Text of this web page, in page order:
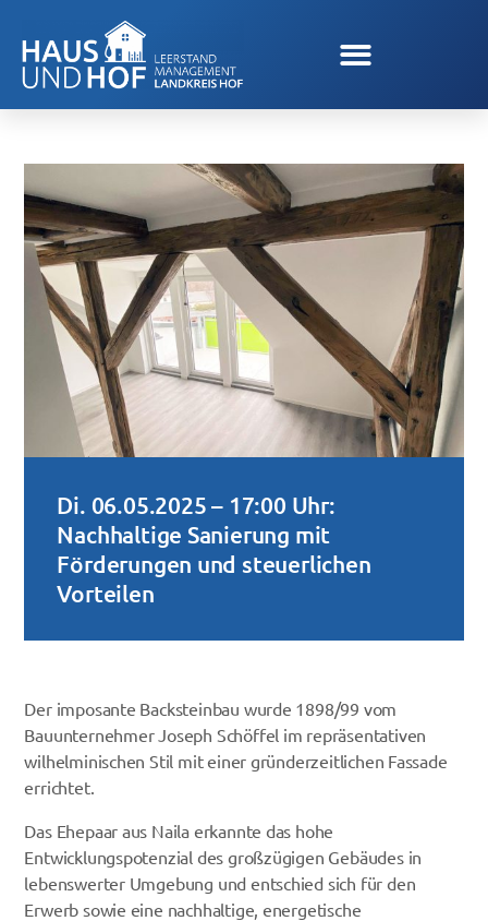
Di. 06.05.2025 – 17:00 Uhr:
Nachhaltige Sanierung mit
Förderungen und steuerlichen
Vorteilen
Der imposante Backsteinbau wurde 1898/99 vom
Bauunternehmer Joseph Schöffel im repräsentativen
wilhelminischen Stil mit einer gründerzeitlichen Fassade
errichtet.
Das Ehepaar aus Naila erkannte das hohe
Entwicklungspotenzial des großzügigen Gebäudes in
lebenswerter Umgebung und entschied sich für den
Erwerb sowie eine nachhaltige, energetische